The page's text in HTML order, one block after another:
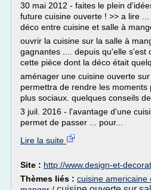
30 mai 2012 - faites le plein
future cuisine ouverte ! >> a lire
déco entre cuisine et salle à
ouvrir la cuisine sur la salle à
gagnantes .... depuis qu'elle s'est
cette pièce dont la déco était
aménager une cuisine ouverte
permettra de rendre les
plus sociaux. quelques conseils
3 juil. 2016 - l'avantage d'une
permet de passer ... pour...
Lire la suite
Site : http://www.design-et-
Thèmes liés : cuisine americaine